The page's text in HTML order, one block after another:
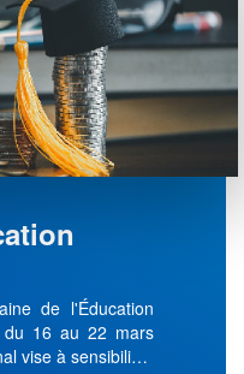
de l'Éducation
du 16 au 22 mars
vise à sensibili…